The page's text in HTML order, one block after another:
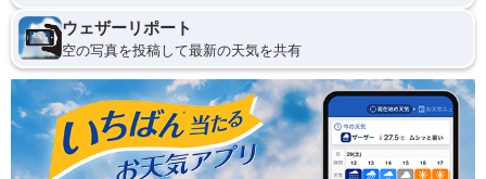
ウェザーリポート
空の写真を投稿して最新の天気を共有